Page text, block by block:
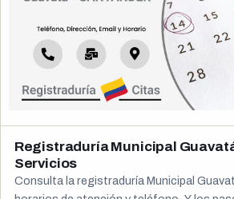
Registraduría Municipal
Servicios
Consulta la registraduría Municipal